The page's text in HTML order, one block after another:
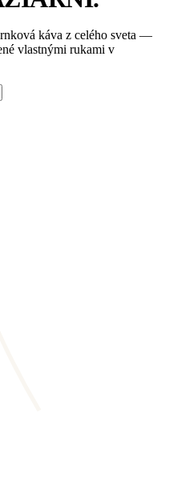
káva z celého sveta —
vlastnými rukami v